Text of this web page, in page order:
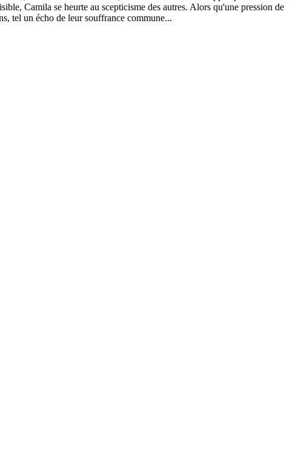
Camila se heurte au scepticisme des autres. Alors qu'une pression de
tel un écho de leur souffrance commune...